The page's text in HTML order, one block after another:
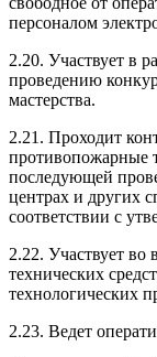
персоналом
2.20. Участвует в
проведению
мастерства.
2.21. Проходит
противопожарные
последующей
центрах и других
соответствии с
2.22. Участвует
технических
технологических
2.23. Ведет